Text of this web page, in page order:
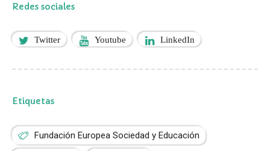
Redes sociales
Twitter Youtube LinkedIn
Etiquetas
Fundación Europea Sociedad y Educación